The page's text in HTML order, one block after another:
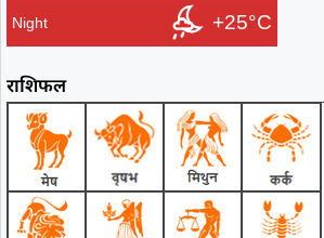
Night +25°C
राशिफल